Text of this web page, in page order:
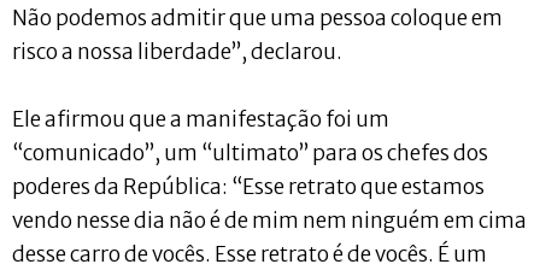
Não podemos admitir que uma pessoa coloque em
risco a nossa liberdade”, declarou.
Ele afirmou que a manifestação foi um
“comunicado”, um “ultimato” para os chefes dos
poderes da República: “Esse retrato que estamos
vendo nesse dia não é de mim nem ninguém em cima
desse carro de vocês. Esse retrato é de vocês. É um